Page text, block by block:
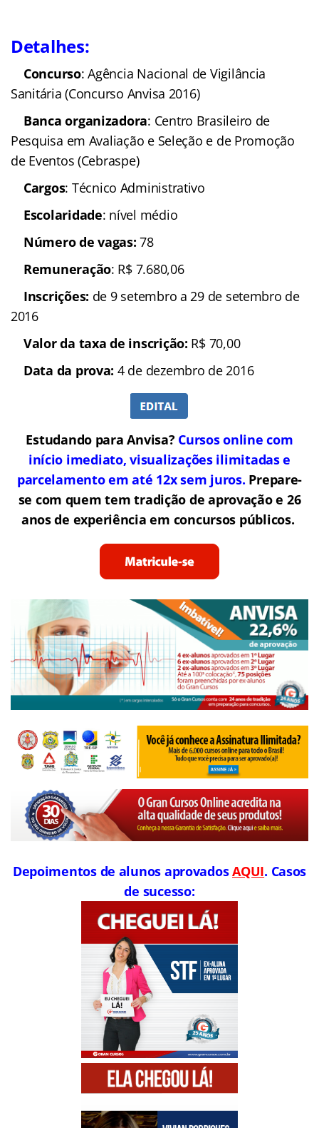
Detalhes:
Concurso: Agência Nacional de Vigilância
Sanitária (Concurso Anvisa 2016)
Banca organizadora: Centro Brasileiro de
Pesquisa em Avaliação e Seleção e de Promoção
de Eventos (Cebraspe)
Cargos: Técnico Administrativo
Escolaridade: nível médio
Número de vagas:78
Remuneração: R$ 7.680,06
Inscrições: de 9 setembro a 29 de setembro de
2016
Valor da taxa de inscrição: R$ 70,00
Data da prova: 4 de dezembro de 2016
Estudando para Anvisa? Cursos online com
início imediato, visualizações ilimitadas e
parcelamento em até 12x sem juros. Prepare-
se com quem tem tradição de aprovação e 26
anos de experiência em concursos públicos.
Depoimentos de alunos aprovadosAQUI. Casos
de sucesso: